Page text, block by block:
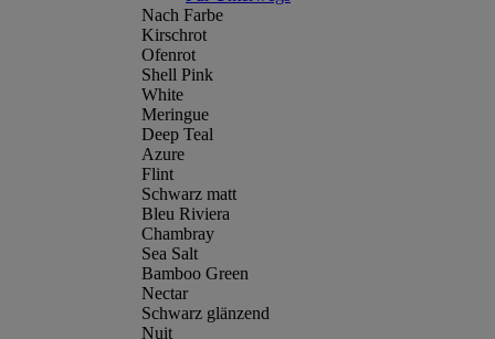
Nach Farbe
Kirschrot
Ofenrot
Shell Pink
White
Meringue
Deep Teal
Azure
Flint
Schwarz matt
Bleu Riviera
Chambray
Sea Salt
Bamboo Green
Nectar
Schwarz glänzend
Nuit